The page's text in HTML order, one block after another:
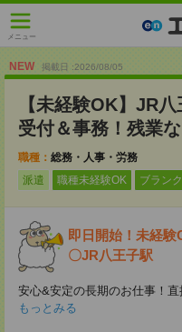
メニュー
NEW 掲載日 :2026/08/05
【未経験OK】JR
受付＆事務！残業
職種： 総務・人事・労務
派遣
職種未経験OK ブラン
即日開始！未経
〇JR八王子駅
安心&安定の長期のお仕事！
もっとみる